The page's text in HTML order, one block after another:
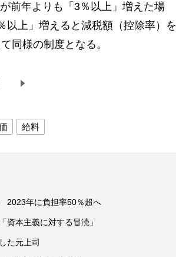
前年よりも「3％以上」増えた場
以上」増えると減税額（控除率）を
同様の制度となる。
給料
2023年に負担率50％超へ
本主義に対する冒涜」
た元上司